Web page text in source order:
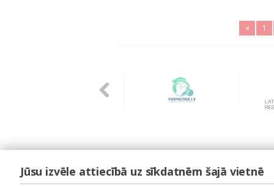
« 1
LAIPA
Jūsu izvēle attiecībā uz sīkdatnēm šajā vietnē